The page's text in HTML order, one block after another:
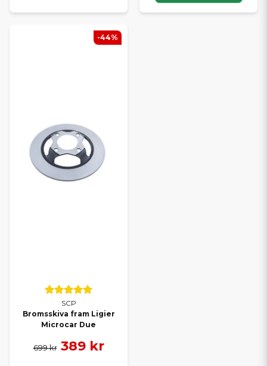
SCP
Bromsskiva fram Ligier
Microcar Due
699 kr 389 kr
-44%